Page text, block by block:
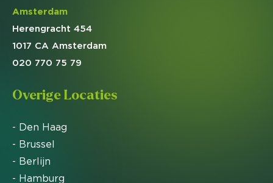
Amsterdam
Herengracht 454
1017 CA Amsterdam
020 770 75 79
Overige Locaties
- Den Haag
- Brussel
- Berlijn
- Hamburg